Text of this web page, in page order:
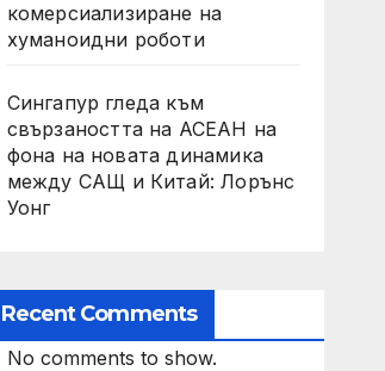
комерсиализиране на
хуманоидни роботи
Сингапур гледа към
свързаността на АСЕАН на
фона на новата динамика
между САЩ и Китай: Лорънс
Уонг
Recent Comments
No comments to show.